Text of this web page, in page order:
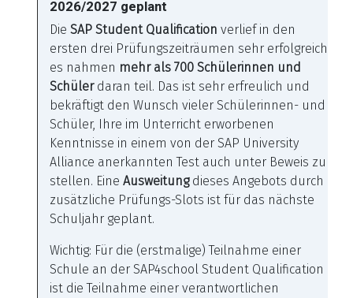
2026/2027 geplant
Die SAP Student Qualification verlief in den
ersten drei Prüfungszeiträumen sehr erfolgreich,
es nahmen mehr als 700 Schülerinnen und
Schülerdaran teil. Das ist sehr erfreulich und
bekräftigt den Wunsch vieler Schülerinnen- und
Schüler, Ihre im Unterricht erworbenen
Kenntnisse in einem von der SAP University
Alliance anerkannten Test auch unter Beweis zu
stellen. Eine Ausweitungdieses Angebots durch
zusätzliche Prüfungs-Slots ist für das nächste
Schuljahr geplant.
Wichtig: Für die (erstmalige) Teilnahme einer
Schule an der SAP4school Student Qualification
ist die Teilnahme einer verantwortlichen